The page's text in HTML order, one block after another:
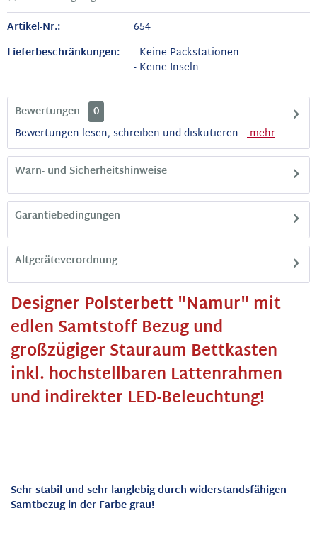
Artikel-Nr.:
654
Lieferbeschränkungen:
- Keine Packstationen
- Keine Inseln
Designer Polsterbett "Namur" mit
edlen Samtstoff Bezug und
großzügiger Stauraum Bettkasten
inkl. hochstellbaren Lattenrahmen
und indirekter LED-Beleuchtung!
Sehr stabil und sehr langlebig durch widerstandsfähigen
Samtbezug in der Farbe grau!
Altgeräteverordnung
Garantiebedingungen
Warn- und Sicherheitshinweise
Bewertungen
0
Bewertungen lesen, schreiben und diskutieren...mehr